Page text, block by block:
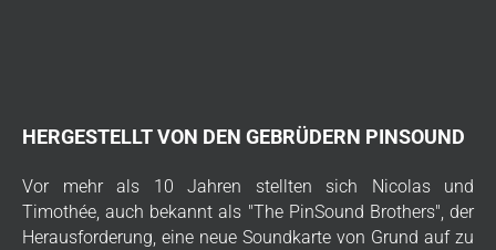
HERGESTELLT VON DEN GEBRÜDERN PINSOUND
Vor mehr als 10 Jahren stellten sich Nicolas und
Timothée, auch bekannt als "The PinSound Brothers", der
Herausforderung, eine neue Soundkarte von Grund auf zu